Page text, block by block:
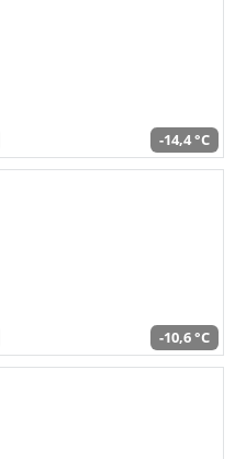
-14,4 °C
-10,6 °C